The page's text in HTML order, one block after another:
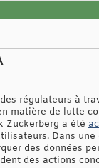
régulateurs à
matière de lutte
Zuckerberg a été
Dans
des données
des actions